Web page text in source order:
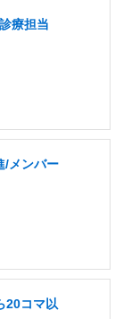
療担当
/メンバー
20コマ以